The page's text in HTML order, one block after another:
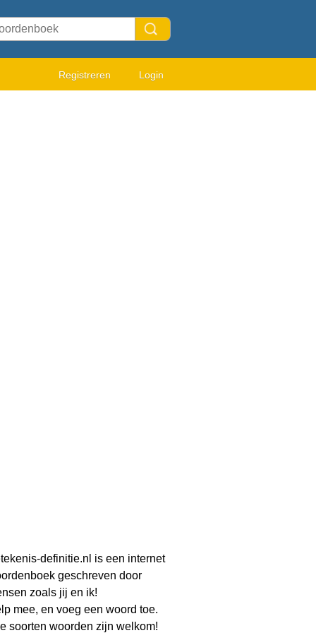
Registreren Login
definitie.nl is een internet
geschreven door
zoals jij en ik!
mee, en voeg een woord toe.
soorten woorden zijn welkom!